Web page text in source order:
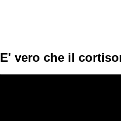
E' vero che il